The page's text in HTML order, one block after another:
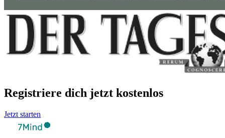
Registriere dich jetzt kostenlos
Jetzt starten